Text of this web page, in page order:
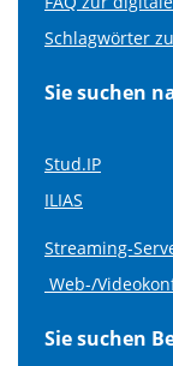
Schlagwörter
Sie suchen
Stud.IP
ILIAS
Streaming-
Web-/
Sie suchen